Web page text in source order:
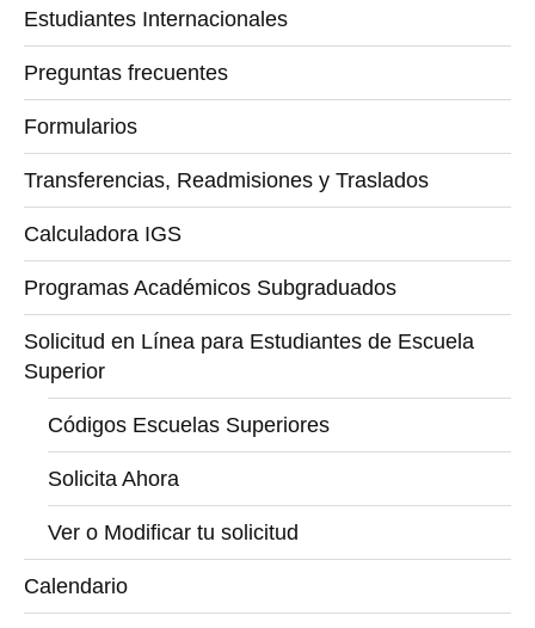
Estudiantes Internacionales
Preguntas frecuentes
Formularios
Transferencias, Readmisiones y Traslados
Calculadora IGS
Programas Académicos Subgraduados
Solicitud en Línea para Estudiantes de Escuela
Superior
Códigos Escuelas Superiores
Solicita Ahora
Ver o Modificar tu solicitud
Calendario